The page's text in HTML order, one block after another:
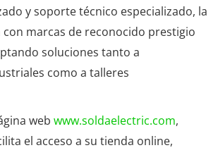
y soporte técnico especializado, la
marcas de reconocido prestigio
soluciones tanto a
como a talleres
web www.soldaelectric.com,
el acceso a su tienda online,